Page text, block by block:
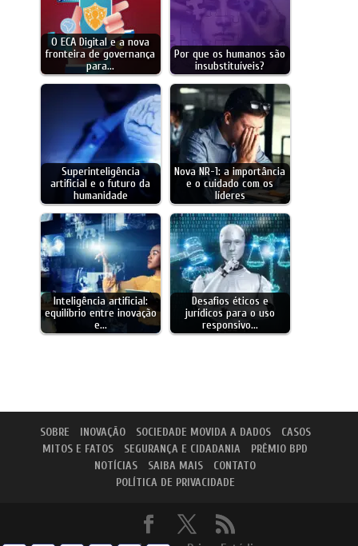
O ECA Digital e a nova
fronteira de governança
para…
Por que os humanos são
insubstituíveis?
Superinteligência
artificial e o futuro da
humanidade
Nova NR-1: a importância
e o cuidado com os
líderes
Inteligência artificial:
equilíbrio entre inovação
e…
Desafios éticos e
jurídicos para o uso
responsivo…
SOBRE INOVAÇÃO SOCIEDADE MOVIDA A DADOS
CASOS
MITOS E FATOS
SEGURANÇA E CIDADANIA
PRÊMIO BPD
NOTÍCIAS
SAIBA MAIS
CONTATO
POLÍTICA DE PRIVACIDADE